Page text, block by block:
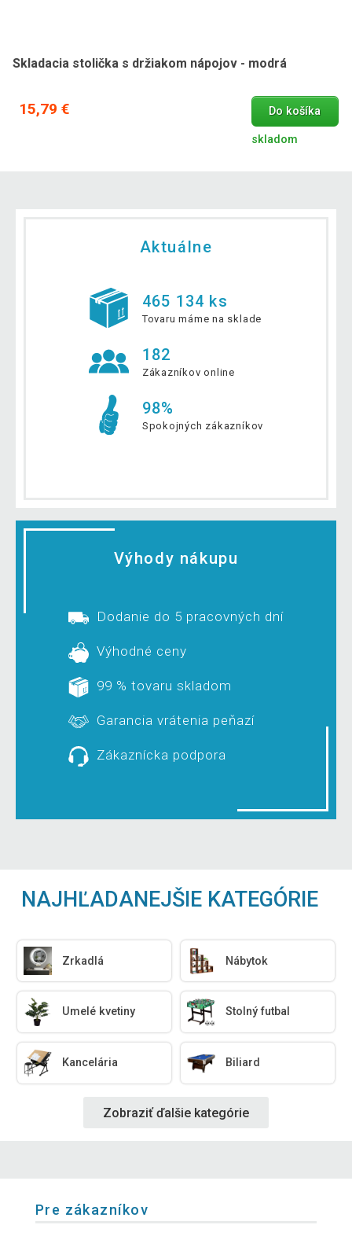
Skladacia stolička s držiakom nápojov - modrá
15,79 € Do košíka
skladom
Aktuálne
465 134 ks
Tovaru máme na sklade
182
Zákazníkov online
98%
Spokojných zákazníkov
Výhody nákupu
Dodanie do 5 pracovných dní
Výhodné ceny
99 % tovaru skladom
Garancia vrátenia peňazí
Zákaznícka podpora
NAJHĽADANEJŠIE KATEGÓRIE
Zrkadlá Nábytok
Umelé kvetiny Stolný futbal
Kancelária Biliard
Zobraziť ďalšie kategórie
Pre zákazníkov